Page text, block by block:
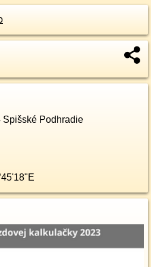
Spišské Podhradie